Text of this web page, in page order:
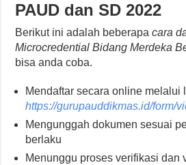
PAUD dan SD 2022
Berikut ini adalah beberapacara
Microcredential Bidang Merdeka
bisa anda coba.
Mendaftar secara online melalui
https://gurupauddikmas.id/form/
Mengunggah dokumen sesuai
berlaku
Menunggu proses verifikasi dan